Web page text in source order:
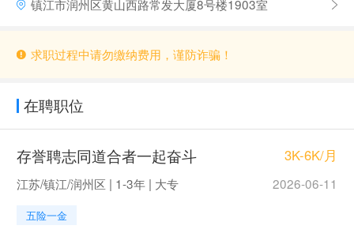
镇江市润州区黄山西路常发大厦8号楼1903室
求职过程中请勿缴纳费用，谨防诈骗！
在聘职位
存誉聘志同道合者一起奋斗 3K-6K/月
江苏/镇江/润州区 | 1-3年 | 大专 2026-06-11
五险一金